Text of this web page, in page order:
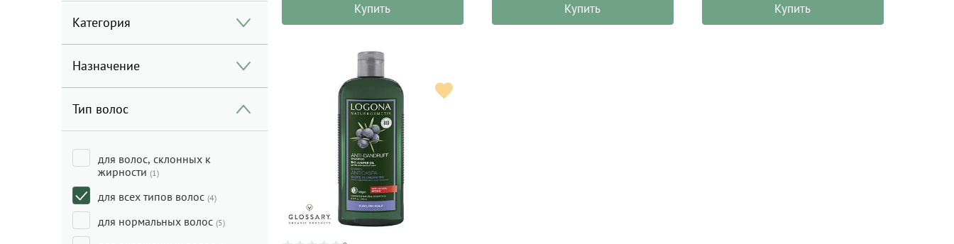
Категория
Назначение
Тип волос
для волос, склонных к
жирности (1)
для всех типов волос (4)
для нормальных волос (5)
Купить Купить Купить